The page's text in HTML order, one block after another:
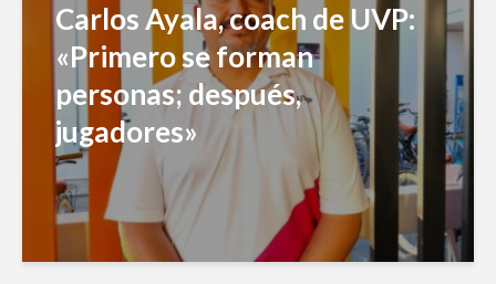
Carlos Ayala, coach de UVP:
«Primero se forman
personas; después,
jugadores»